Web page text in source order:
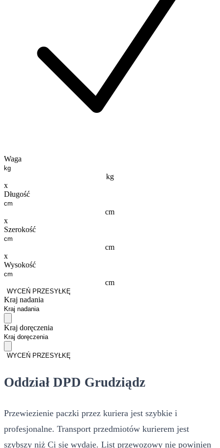
Waga
kg
x
Długość
cm
x
Szerokość
cm
x
Wysokość
cm
WYCEŃ PRZESYŁKĘ
Kraj nadania
Kraj doręczenia
WYCEŃ PRZESYŁKĘ
Oddział DPD Grudziądz
Przewiezienie paczki przez kuriera jest szybkie i
profesjonalne. Transport przedmiotów kurierem jest
szybszy niż Ci się wydaje. List przewozowy nie powinien